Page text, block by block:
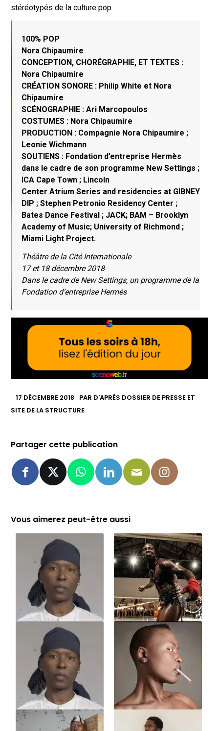
stéréotypés de la culture pop.
100% POP
Nora Chipaumire
CONCEPTION, CHORÉGRAPHIE, ET TEXTES :
Nora Chipaumire
CRÉATION SONORE : Philip White et Nora
Chipaumire
SCÉNOGRAPHIE : Ari Marcopoulos
COSTUMES : Nora Chipaumire
PRODUCTION : Compagnie Nora Chipaumire ;
Leonie Wichmann
SOUTIENS : Fondation d’entreprise Hermès
dans le cadre de son programme New Settings ;
ICA Cape Town ; Lincoln
Center Atrium Series and residencies at GIBNEY
DIP ; Stephen Petronio Residency Center ;
Bates Dance Festival ; JACK; BAM – Brooklyn
Academy of Music; University of Richmond ;
Miami Light Project.
Théâtre de la Cité Internationale
17 et 18 décembre 2018
Dans le cadre de New Settings, un programme de la
Fondation d’entreprise Hermès
17 DÉCEMBRE 2018 PAR D'APRÈS DOSSIER DE PRESSE ET
SITE DE LA STRUCTURE
Partager cette publication
Vous aimerez peut-être aussi